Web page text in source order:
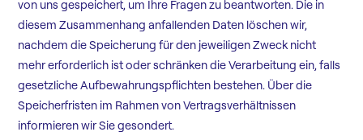
von uns gespeichert, um Ihre Fragen zu beantworten. Die in
diesem Zusammenhang anfallenden Daten löschen wir,
nachdem die Speicherung für den jeweiligen Zweck nicht
mehr erforderlich ist oder schränken die Verarbeitung ein, falls
gesetzliche Aufbewahrungspflichten bestehen. Über die
Speicherfristen im Rahmen von Vertragsverhältnissen
informieren wir Sie gesondert.